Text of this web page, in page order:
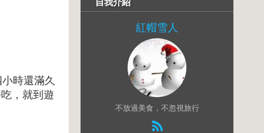
時還滿久
，就到遊
自我介紹
紅帽雪人
不放過美食，不忽視旅行